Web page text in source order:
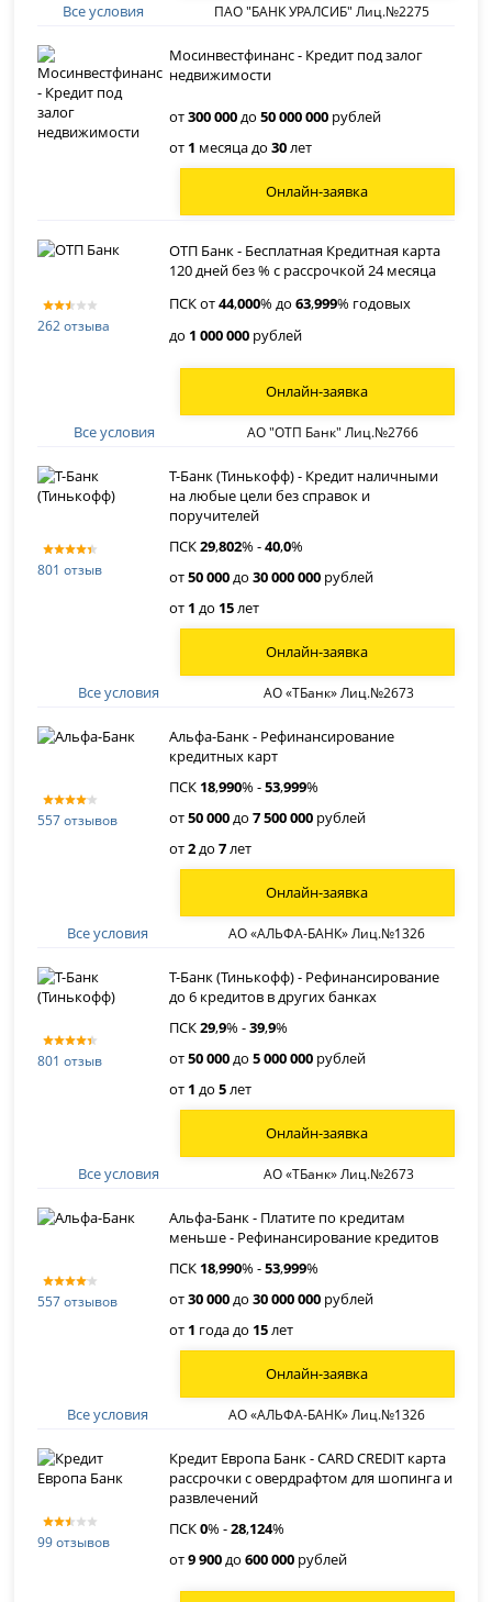
Все условия ПАО "БАНК УРАЛСИБ" Лиц.№2275
Мосинвестфинанс - Кредит под залог
недвижимости
от300 000до50 000 000 рублей
от 1 месяца до30лет
Онлайн-заявка
262 отзыва
ОТП Банк - Бесплатная Кредитная карта
120 дней без % с рассрочкой 24 месяца
ПСК от44,000% до63,999% годовых
до 1 000 000 рублей
Все условия АО "ОТП Банк" Лиц.№2766
Онлайн-заявка
801 отзыв
Т-Банк (Тинькофф) - Кредит наличными
на любые цели без справок и
поручителей
ПСК29,802% -40,0%
от50 000до30 000 000 рублей
от 1 до 15лет
Все условия АО «ТБанк» Лиц.№2673
Онлайн-заявка
557 отзывов
Альфа-Банк - Рефинансирование
кредитных карт
ПСК 18,990% -53,999%
от50 000до7 500 000 рублей
от2до7лет
Все условия АО «АЛЬФА-БАНК» Лиц.№1326
Онлайн-заявка
801 отзыв
Т-Банк (Тинькофф) - Рефинансирование
до 6 кредитов в других банках
ПСК29,9% -39,9%
от50 000до5 000 000 рублей
от 1 до5лет
Все условия АО «ТБанк» Лиц.№2673
Онлайн-заявка
557 отзывов
Альфа-Банк - Платите по кредитам
меньше - Рефинансирование кредитов
ПСК 18,990% -53,999%
от30 000до30 000 000 рублей
от 1 года до 15лет
Все условия АО «АЛЬФА-БАНК» Лиц.№1326
Онлайн-заявка
99 отзывов
Кредит Европа Банк - CARD CREDIT карта
рассрочки с овердрафтом для шопинга и
развлечений
ПСК0% -28,124%
от9 900до600 000 рублей